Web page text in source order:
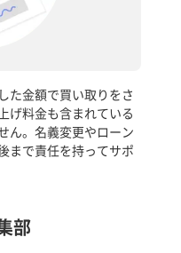
た金額で買い取りをさ
げ料金も含まれている
ん。名義変更やローン
まで責任を持ってサポ
部